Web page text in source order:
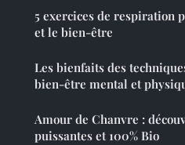
5 exercices de respiration
et le bien-être
Les bienfaits des
bien-être mental et
Amour de Chanvre :
puissantes et 100% Bio